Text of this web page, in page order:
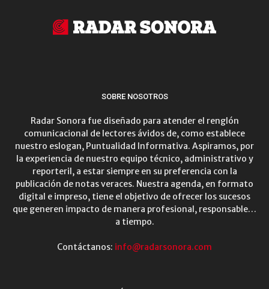
SOBRE NOSOTROS
Radar Sonora fue diseñado para atender el renglón
comunicacional de lectores ávidos de, como establece
nuestro eslogan, Puntualidad Informativa. Aspiramos, por
la experiencia de nuestro equipo técnico, administrativo y
reporteril, a estar siempre en su preferencia con la
publicación de notas veraces. Nuestra agenda, en formato
digital e impreso, tiene el objetivo de ofrecer los sucesos
que generen impacto de manera profesional, responsable…
a tiempo.
Contáctanos: info@radarsonora.com